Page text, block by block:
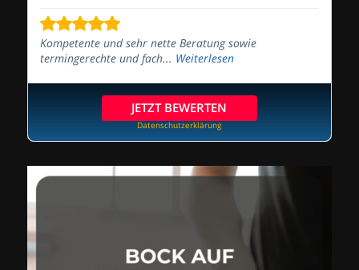
Kompetente und sehr nette Beratung sowie
termingerechte und fach... Weiterlesen
JETZT BEWERTEN
Datenschutzerklärung